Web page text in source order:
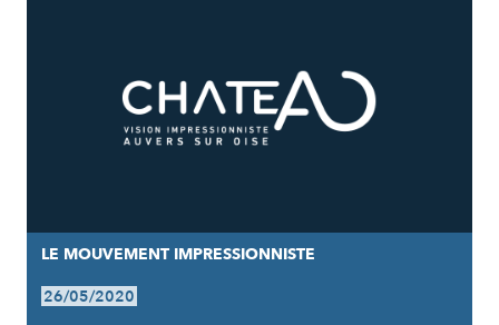
LE MOUVEMENT IMPRESSIONNISTE
26/05/2020